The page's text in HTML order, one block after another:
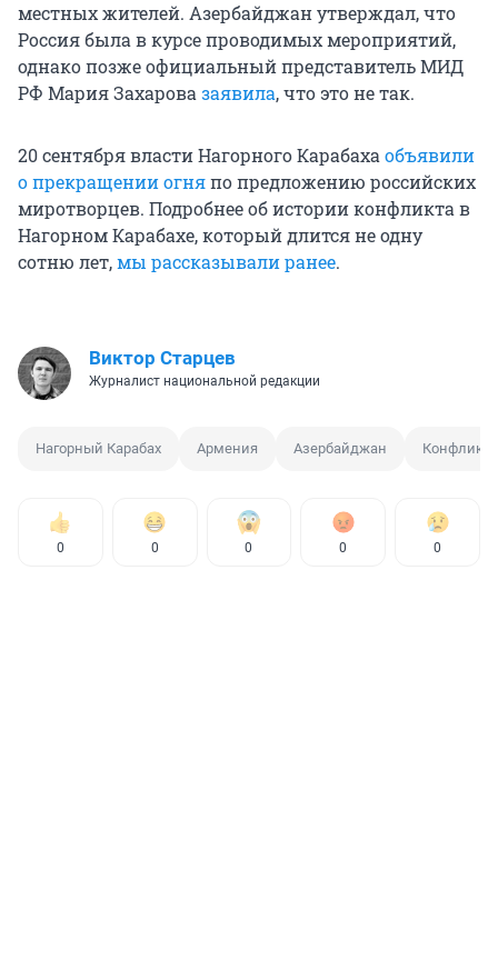
местных жителей. Азербайджан утверждал, что
Россия была в курсе проводимых мероприятий,
однако позже официальный представитель МИД
РФ Мария Захарова заявила, что это не так.
20 сентября власти Нагорного Карабаха объявили
о прекращении огняпо предложению российских
миротворцев. Подробнее об истории конфликта в
Нагорном Карабахе, который длится не одну
сотню лет,мы рассказывали ранее.
Виктор Старцев
Журналист национальной редакции
Нагорный Карабах Армения Азербайджан Конфликт
0 0 0 0 0